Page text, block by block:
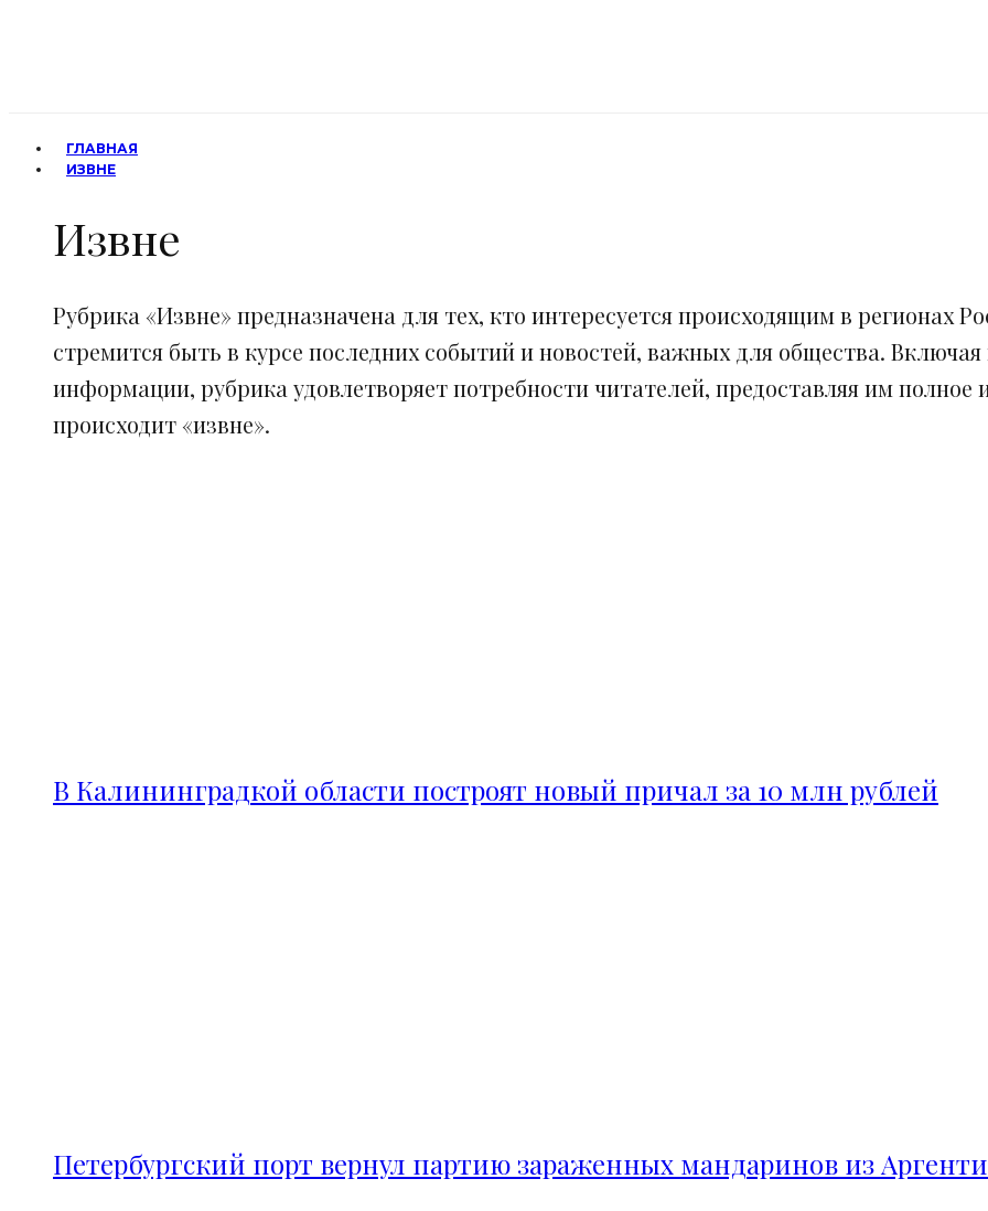
ГЛАВНАЯ
ИЗВНЕ
Извне
Рубрика «Извне» предназначена для тех, кто интересуется происходящим в регионах
стремится быть в курсе последних событий и новостей, важных для общества.
информации, рубрика удовлетворяет потребности читателей, предоставляя им полное
происходит «извне».
В Калининградкой области построят новый причал за 10 млн рублей
Петербургский порт вернул партию зараженных мандаринов из